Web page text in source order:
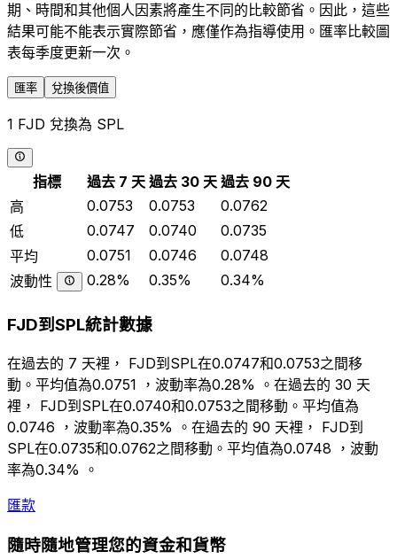
期、時間和其他個人因素將產生不同的比較節省。因此，這些
結果可能不能表示實際節省，應僅作為指導使用。匯率比較圖
表每季度更新一次。
匯率 兌換後價值
1 FJD 兌換為 SPL
指標 過去 7 天 過去 30 天 過去 90 天
高
0.0753 0.0753
0.0762
低
0.0747 0.0740
0.0735
平均
0.0751 0.0746
0.0748
波動性
0.28% 0.35% 0.34%
FJD到SPL統計數據
在過去的 7 天裡， FJD到SPL在0.0747和0.0753之間移
動。平均值為0.0751 ，波動率為0.28% 。在過去的 30 天
裡， FJD到SPL在0.0740和0.0753之間移動。平均值為
0.0746 ，波動率為0.35% 。在過去的 90 天裡， FJD到
SPL在0.0735和0.0762之間移動。平均值為0.0748 ，波動
率為0.34% 。
匯款
隨時隨地管理您的資金和貨幣